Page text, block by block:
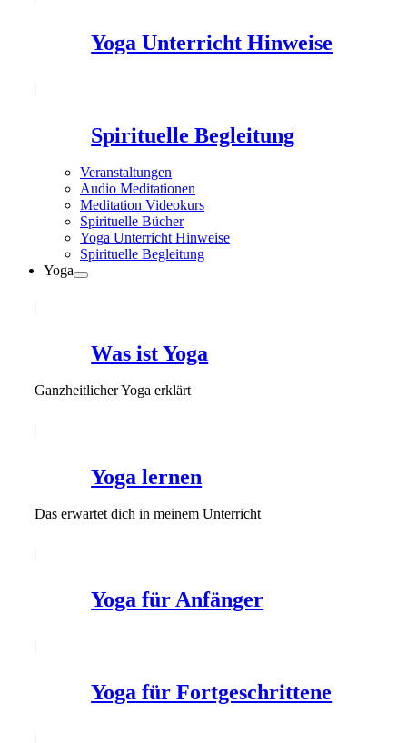
Yoga Unterricht Hinweise
Spirituelle Begleitung
Veranstaltungen
Audio Meditationen
Meditation Videokurs
Spirituelle Bücher
Yoga Unterricht Hinweise
Spirituelle Begleitung
Yoga
Was ist Yoga
Ganzheitlicher Yoga erklärt
Yoga lernen
Das erwartet dich in meinem Unterricht
Yoga für Anfänger
Yoga für Fortgeschrittene